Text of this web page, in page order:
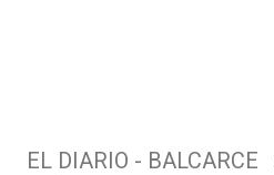
EL DIARIO - BALCARCE